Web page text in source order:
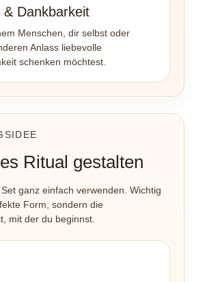
& Dankbarkeit
Menschen, dir selbst oder
Anlass liebevolle
schenken möchtest.
Ritual gestalten
ganz einfach verwenden. Wichtig
Form, sondern die
mit der du beginnst.